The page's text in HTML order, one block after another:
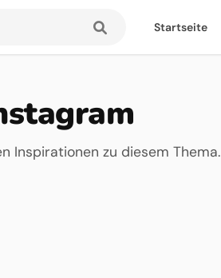
Startseite
Inspirationen zu diesem Thema.